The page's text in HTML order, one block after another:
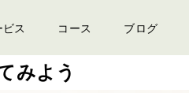
ス コース ブログ
みよう